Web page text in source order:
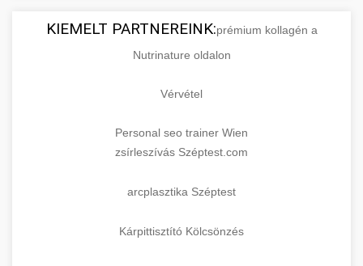
KIEMELT PARTNEREINK:prémium kollagén a
Nutrinature oldalon
Vérvétel
Personal seo trainer Wien
zsírleszívás Széptest.com
arcplasztika Széptest
Kárpittisztító Kölcsönzés